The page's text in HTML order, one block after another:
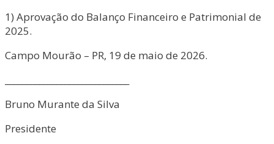
1) Aprovação do Balanço Financeiro e Patrimonial de
2025.
Campo Mourão – PR, 19 de maio de 2026.
Bruno Murante da Silva
Presidente